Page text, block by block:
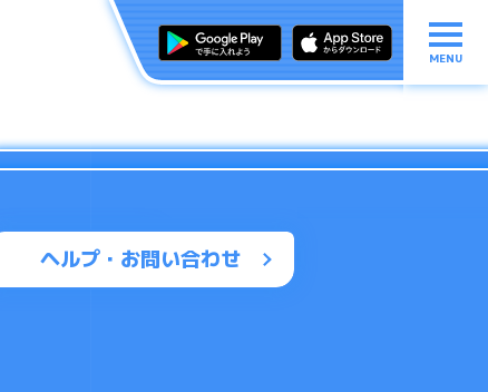
MENU
ヘルプ・お問い合わせ